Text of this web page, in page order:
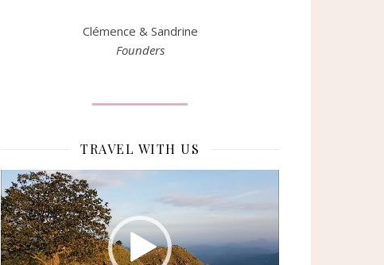
Clémence & Sandrine
Founders
TRAVEL WITH US
Lecteur
vidéo